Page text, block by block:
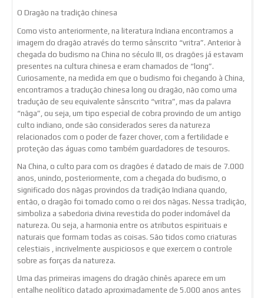
O Dragão na tradição chinesa
Como visto anteriormente, na literatura Indiana encontramos a
imagem do dragão através do termo sânscrito “vritra”. Anterior à
chegada do budismo na China no século III, os dragões já estavam
presentes na cultura chinesa e eram chamados de “long”.
Curiosamente, na medida em que o budismo foi chegando à China,
encontramos a tradução chinesa long ou dragão, não como uma
tradução de seu equivalente sânscrito “vritra”, mas da palavra
“nāga”, ou seja, um tipo especial de cobra provindo de um antigo
culto indiano, onde são considerados seres da natureza
relacionados com o poder de fazer chover, com a fertilidade e
proteção das águas como também guardadores de tesouros.
Na China, o culto para com os dragões é datado de mais de 7.000
anos, unindo, posteriormente, com a chegada do budismo, o
significado dos nāgas provindos da tradição Indiana quando,
então, o dragão foi tomado como o rei dos nāgas. Nessa tradição,
simboliza a sabedoria divina revestida do poder indomável da
natureza. Ou seja, a harmonia entre os atributos espirituais e
naturais que formam todas as coisas. São tidos como criaturas
celestiais , incrivelmente auspiciosos e que exercem o controle
sobre as forças da natureza.
Uma das primeiras imagens do dragão chinês aparece em um
entalhe neolítico datado aproximadamente de 5.000 anos antes